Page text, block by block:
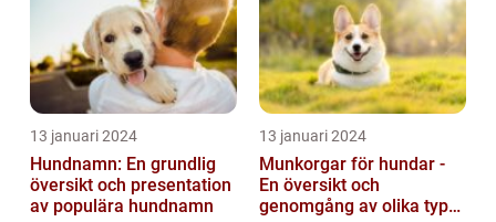
13 januari 2024
Hundnamn: En grundlig
översikt och presentation
av populära hundnamn
13 januari 2024
Munkorgar för hundar -
En översikt och
genomgång av olika typer